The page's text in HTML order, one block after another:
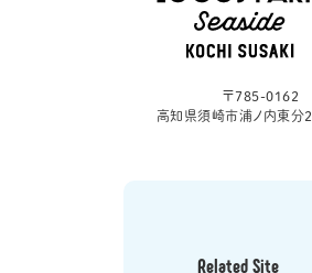
〒785-0162
高知県須崎市浦ノ内東分
Related Site